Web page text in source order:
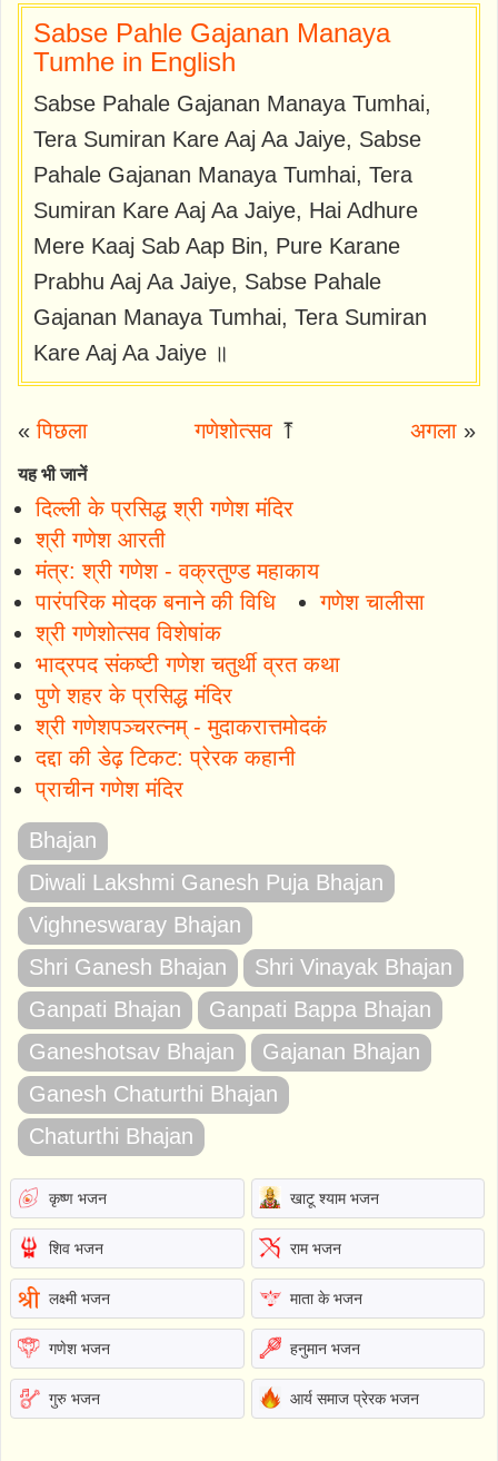
Sabse Pahle Gajanan Manaya
Tumhe in English
Sabse Pahale Gajanan Manaya Tumhai,
Tera Sumiran Kare Aaj Aa Jaiye, Sabse
Pahale Gajanan Manaya Tumhai, Tera
Sumiran Kare Aaj Aa Jaiye, Hai Adhure
Mere Kaaj Sab Aap Bin, Pure Karane
Prabhu Aaj Aa Jaiye, Sabse Pahale
Gajanan Manaya Tumhai, Tera Sumiran
Kare Aaj Aa Jaiye ॥
«पिछला गणेशोत्सव ⤒ अगला»
यह भी जानें
दिल्ली के प्रसिद्ध श्री गणेश मंदिर
श्री गणेश आरती
मंत्र: श्री गणेश - वक्रतुण्ड महाकाय
पारंपरिक मोदक बनाने की विधि
गणेश चालीसा
श्री गणेशोत्सव विशेषांक
भाद्रपद संकष्टी गणेश चतुर्थी व्रत कथा
पुणे शहर के प्रसिद्ध मंदिर
श्री गणेशपञ्चरत्नम् - मुदाकरात्तमोदकं
दद्दा की डेढ़ टिकट: प्रेरक कहानी
प्राचीन गणेश मंदिर
Bhajan
Diwali Lakshmi Ganesh Puja Bhajan
Vighneswaray Bhajan
Shri Ganesh Bhajan
Shri Vinayak Bhajan
Ganpati Bhajan
Ganpati Bappa Bhajan
Ganeshotsav Bhajan
Gajanan Bhajan
Ganesh Chaturthi Bhajan
Chaturthi Bhajan
कृष्ण भजन खाटू श्याम भजन
शिव भजन राम भजन
लक्ष्मी भजन माता के भजन
गणेश भजन हनुमान भजन
गुरु भजन आर्य समाज प्रेरक भजन